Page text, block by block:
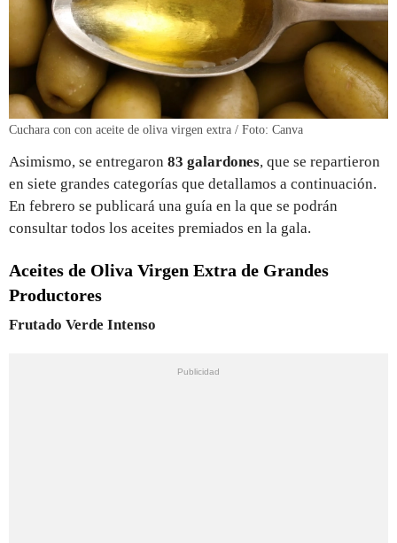
Cuchara con con aceite de oliva virgen extra / Foto: Canva
Asimismo, se entregaron 83 galardones, que se repartieron
en siete grandes categorías que detallamos a continuación.
En febrero se publicará una guía en la que se podrán
consultar todos los aceites premiados en la gala.
Aceites de Oliva Virgen Extra de Grandes
Productores
Frutado Verde Intenso